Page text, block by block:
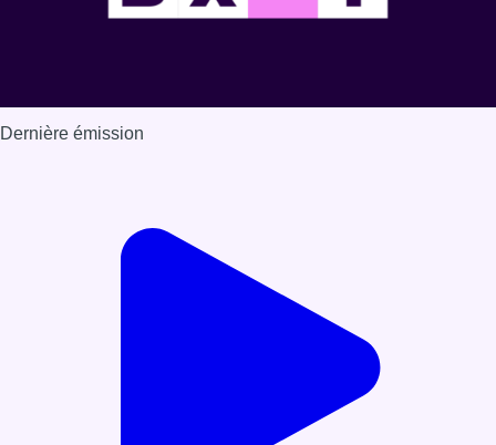
Dernière émission